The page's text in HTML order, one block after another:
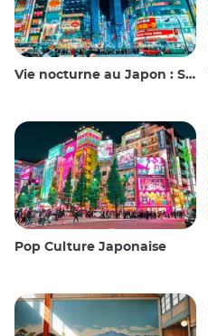
Vie nocturne au Japon : Sortir, voir et boire
Pop Culture Japonaise